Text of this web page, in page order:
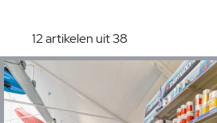
12 artikelen uit 38